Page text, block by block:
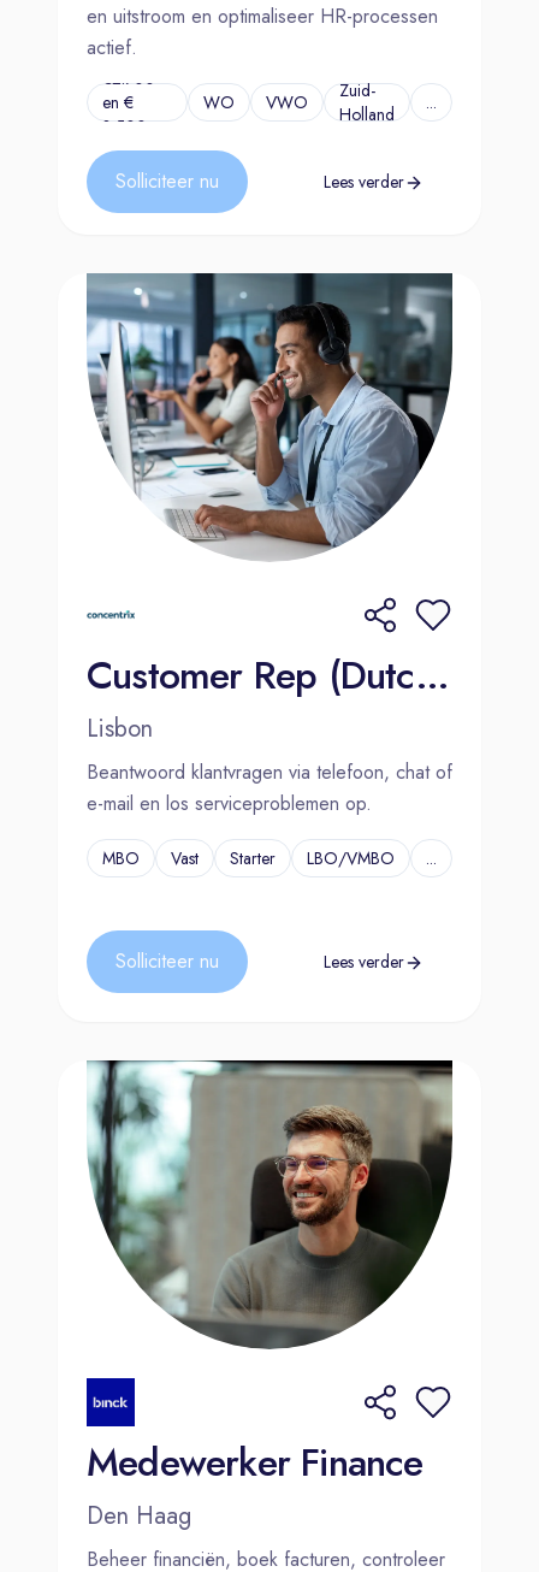
en uitstroom en optimaliseer HR-processen
actief.
€2.700
en €
3.500
WO VWO
Zuid-
Holland
...
Solliciteer nu Lees verder
Customer Rep (Dutch-speaking)- Insurance Company 2000€ Bonus
Lisbon
Beantwoord klantvragen via telefoon, chat of
e-mail en los serviceproblemen op.
MBO Vast Starter LBO/VMBO ...
Solliciteer nu Lees verder
Medewerker Finance
Den Haag
Beheer financiën, boek facturen, controleer